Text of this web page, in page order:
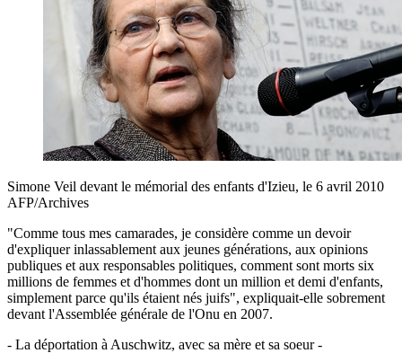
Simone Veil devant le mémorial des enfants d'Izieu, le 6 avril 2010
AFP/Archives
"Comme tous mes camarades, je considère comme un devoir
d'expliquer inlassablement aux jeunes générations, aux opinions
publiques et aux responsables politiques, comment sont morts six
millions de femmes et d'hommes dont un million et demi d'enfants,
simplement parce qu'ils étaient nés juifs", expliquait-elle sobrement
devant l'Assemblée générale de l'Onu en 2007.
- La déportation à Auschwitz, avec sa mère et sa soeur -